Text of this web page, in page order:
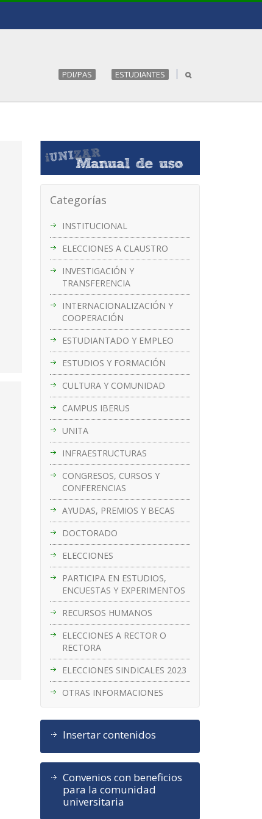
PDI/PAS ESTUDIANTES
Categorías
INSTITUCIONAL
ELECCIONES A CLAUSTRO
INVESTIGACIÓN Y
TRANSFERENCIA
INTERNACIONALIZACIÓN Y
COOPERACIÓN
ESTUDIANTADO Y EMPLEO
ESTUDIOS Y FORMACIÓN
CULTURA Y COMUNIDAD
CAMPUS IBERUS
UNITA
INFRAESTRUCTURAS
CONGRESOS, CURSOS Y
CONFERENCIAS
AYUDAS, PREMIOS Y BECAS
DOCTORADO
ELECCIONES
PARTICIPA EN ESTUDIOS,
ENCUESTAS Y EXPERIMENTOS
RECURSOS HUMANOS
ELECCIONES A RECTOR O
RECTORA
ELECCIONES SINDICALES 2023
OTRAS INFORMACIONES
Insertar contenidos
Convenios con beneficios
para la comunidad
universitaria